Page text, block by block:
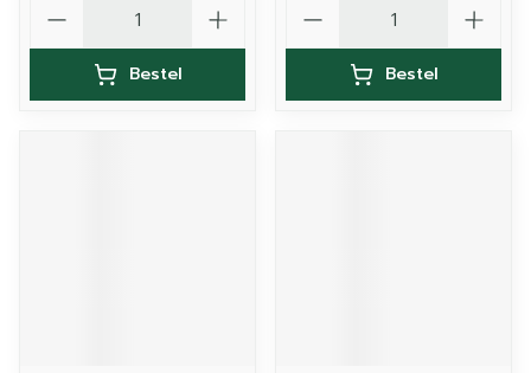
Bestel Bestel